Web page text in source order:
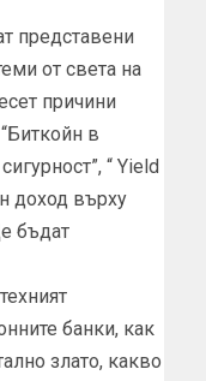
представени
от света на
причини
в
“ Yield
доход върху
бъдат
банки, как
злато, какво